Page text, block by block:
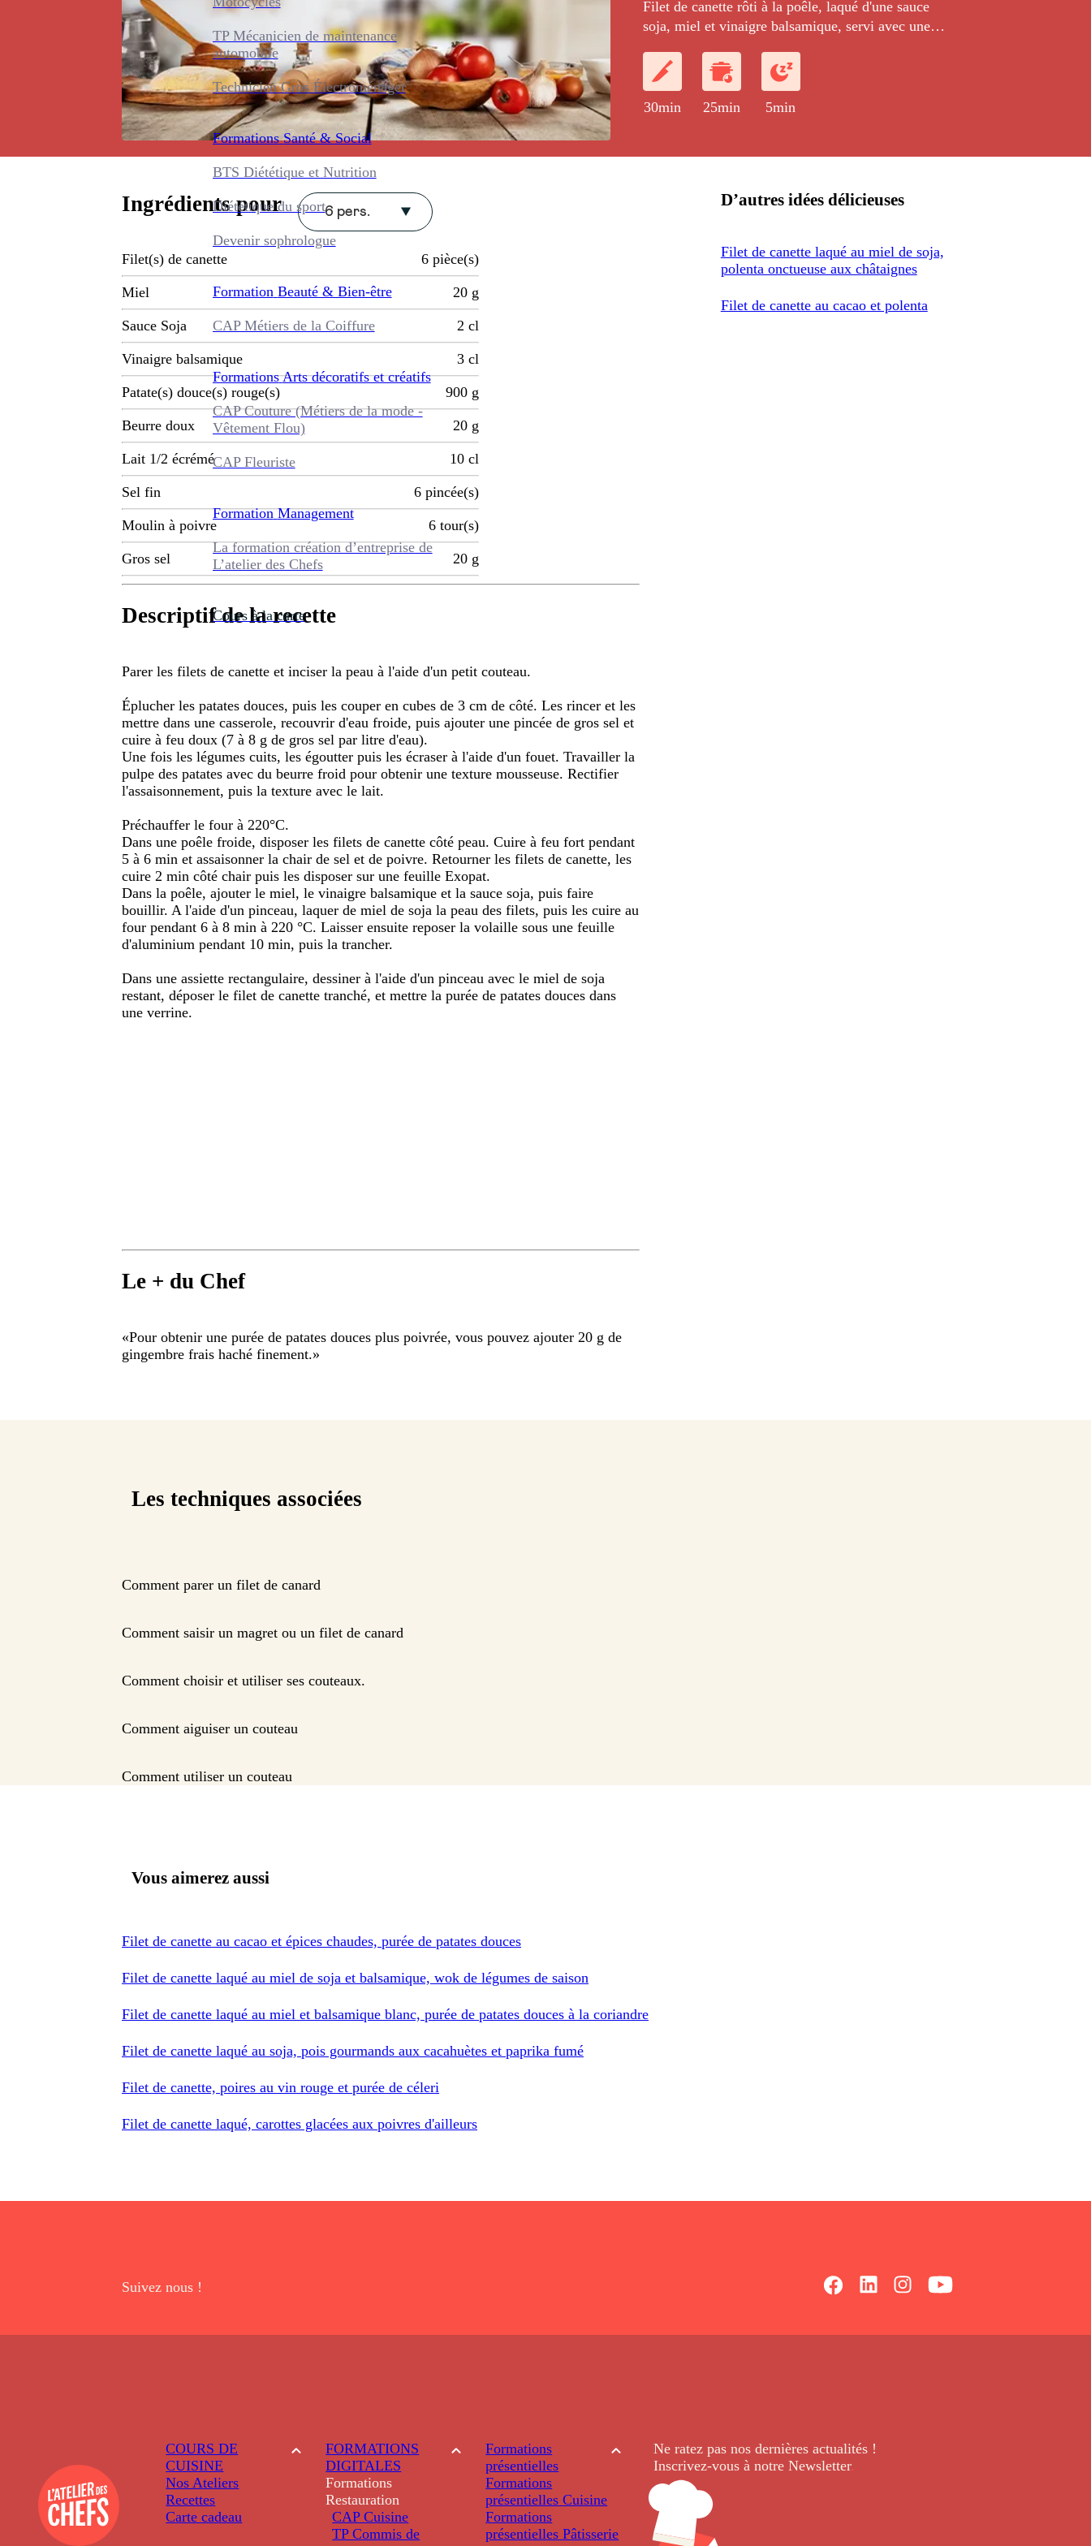
TP Mécanicien de maintenance
automobile
Technicien Gros Électroménager
Formations Santé & Social
BTS Diététique et Nutrition
Diététique du sport
Devenir sophrologue
Formation Beauté & Bien-être
CAP Métiers de la Coiffure
Formations Arts décoratifs et créatifs
CAP Couture (Métiers de la mode -
Vêtement Flou)
CAP Fleuriste
Formation Management
La formation création d’entreprise de
L’atelier des Chefs
Cours à la carte
Filet de canette rôti à la poêle, laqué d'une sauce
soja, miel et vinaigre balsamique, servi avec une
30min 25min 5min
Ingrédients pour 6 pers.
Filet(s) de canette 6 pièce(s)
Miel 20 g
Sauce Soja 2 cl
Vinaigre balsamique 3 cl
Patate(s) douce(s) rouge(s) 900 g
Beurre doux 20 g
Lait 1/2 écrémé 10 cl
Sel fin 6 pincée(s)
Moulin à poivre 6 tour(s)
Gros sel 20 g
Descriptif de la recette
Parer les filets de canette et inciser la peau à l'aide d'un petit couteau.
Éplucher les patates douces, puis les couper en cubes de 3 cm de côté. Les rincer et les
mettre dans une casserole, recouvrir d'eau froide, puis ajouter une pincée de gros sel et
cuire à feu doux (7 à 8 g de gros sel par litre d'eau).
Une fois les légumes cuits, les égoutter puis les écraser à l'aide d'un fouet. Travailler la
pulpe des patates avec du beurre froid pour obtenir une texture mousseuse. Rectifier
l'assaisonnement, puis la texture avec le lait.
Préchauffer le four à 220°C.
Dans une poêle froide, disposer les filets de canette côté peau. Cuire à feu fort pendant
5 à 6 min et assaisonner la chair de sel et de poivre. Retourner les filets de canette, les
cuire 2 min côté chair puis les disposer sur une feuille Exopat.
Dans la poêle, ajouter le miel, le vinaigre balsamique et la sauce soja, puis faire
bouillir. A l'aide d'un pinceau, laquer de miel de soja la peau des filets, puis les cuire au
four pendant 6 à 8 min à 220 °C. Laisser ensuite reposer la volaille sous une feuille
d'aluminium pendant 10 min, puis la trancher.
Dans une assiette rectangulaire, dessiner à l'aide d'un pinceau avec le miel de soja
restant, déposer le filet de canette tranché, et mettre la purée de patates douces dans
une verrine.
Le + du Chef
«Pour obtenir une purée de patates douces plus poivrée, vous pouvez ajouter 20 g de
gingembre frais haché finement.»
D’autres idées délicieuses
Filet de canette laqué au miel de soja,
polenta onctueuse aux châtaignes
Filet de canette au cacao et polenta
Les techniques associées
Comment parer un filet de canard
Comment saisir un magret ou un filet de canard
Comment choisir et utiliser ses couteaux.
Comment aiguiser un couteau
Comment utiliser un couteau
Vous aimerez aussi
Filet de canette au cacao et épices chaudes, purée de patates douces
Filet de canette laqué au miel de soja et balsamique, wok de légumes de saison
Filet de canette laqué au miel et balsamique blanc, purée de patates douces à la coriandre
Filet de canette laqué au soja, pois gourmands aux cacahuètes et paprika fumé
Filet de canette, poires au vin rouge et purée de céleri
Filet de canette laqué, carottes glacées aux poivres d'ailleurs
Suivez nous !
COURS DE
CUISINE
Nos Ateliers
Recettes
Carte cadeau
FORMATIONS
DIGITALES
Formations
Restauration
CAP Cuisine
TP Commis de
Formations
présentielles
Formations
présentielles Cuisine
Formations
présentielles Pâtisserie
Ne ratez pas nos dernièresactualités !
Inscrivez-vous à notre Newsletter.